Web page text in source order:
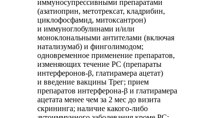
иммуносупрессивными препаратами
(азатиоприн, метотрексат, кладрибин,
циклофосфамид, митоксантрон)
и иммуноглобулинами и/или
моноклональными антителами (включая
натализумаб) и финголимодом;
одновременное применение препаратов,
изменяющих течение РС (препараты
интерферонов-β, глатирамера ацетат)
и введение вакцины Трег; прием
препаратов интерферона-β и глатирамера
ацетата менее чем за 2 мес до визита
скрининга; наличие какого-либо